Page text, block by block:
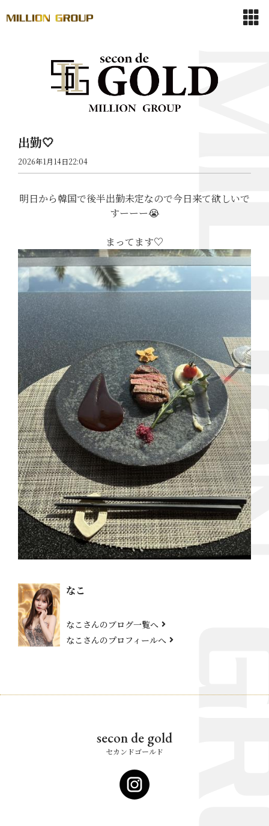
出勤🤍
2026年1月14日22:04
明日から韓国で後半出勤未定なので今日来て欲しいで
すーーー😭
まってます♡
なこ
なこさんのブログ一覧へ
なこさんのプロフィールへ
secon de gold
セカンドゴールド